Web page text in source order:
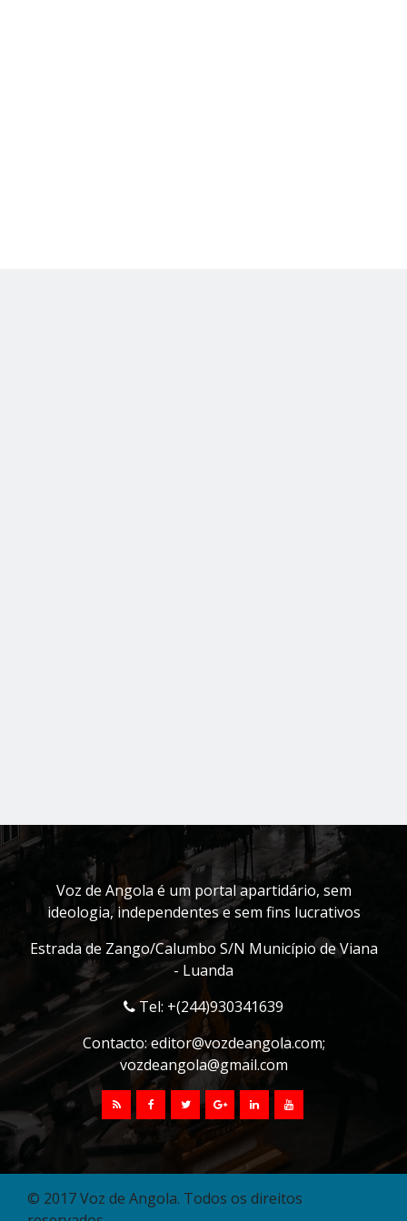
Voz de Angola é um portal apartidário, sem
ideologia, independentes e sem fins lucrativos
Estrada de Zango/Calumbo S/N Município de Viana
- Luanda
Tel: +(244)930341639
Contacto:editor@vozdeangola.com;
vozdeangola@gmail.com
© 2017 Voz de Angola. Todos os direitos